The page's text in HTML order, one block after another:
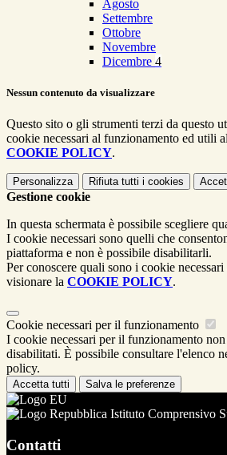
Agosto
Settembre
Ottobre
Novembre
Dicembre 4
Nessun contenuto da visualizzare
Questo sito o gli strumenti terzi da questo
cookie necessari al funzionamento ed utili
COOKIE POLICY.
Personalizza Rifiuta tutti i cookies
Gestione cookie
In questa schermata è possibile scegliere
I cookie necessari sono quelli che
piattaforma e non è possibile disabilitarli.
Per conoscere quali sono i cookie
visionare la COOKIE POLICY.
Cookie necessari per il funzionamento
I cookie necessari per il funzionamento non
disabilitati. È possibile consultare l'elenco
policy.
Accetta tutti Salva le preferenze
Istituto Comprensivo
Contatti